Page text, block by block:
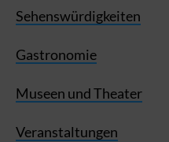
Sehenswürdigkeiten
Gastronomie
Museen und Theater
Veranstaltungen